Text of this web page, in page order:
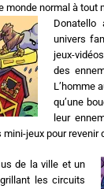
normal à tout
Donatello
univers
jeux-
des
L’homme
qu’une
leur
jeux pour revenir
de la ville et un
les circuits